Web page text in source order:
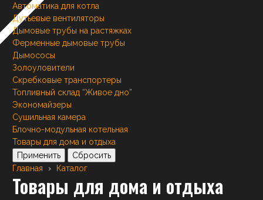
Автоматика для котла
Дутьевые вентиляторы
Дымовые трубы на растяжках
Ферменные дымовые трубы
Дымососы
Золоуловители
Скребковые транспортеры
Топливный склад “Живое дно”
Экономайзеры
Сушильная камера
Блочно-модульная котельная
Товары для дома и отдыха
Применить
Сбросить
Главная
› Каталог
Товары для дома и отдыха